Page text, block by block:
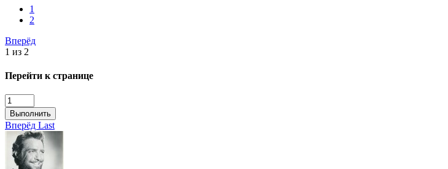
1
2
Вперёд
1 из 2
Перейти к странице
Выполнить
Вперёд Last